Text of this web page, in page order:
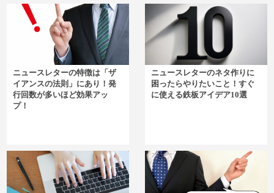
ニュースレターの特徴は「ザ
イアンスの法則」にあり！発
行回数が多いほど効果アッ
プ！
ニュースレターのネタ作りに
困ったらやりたいこと！すぐ
に使える鉄板アイデア10選